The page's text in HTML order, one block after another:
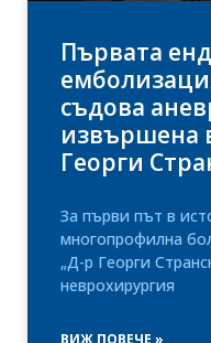
Първата
съдова
извършена
Георги
За първи път в
многопрофилна
„Д-р Георги
неврохирургия
ВИЖ ПОВЕЧЕ »